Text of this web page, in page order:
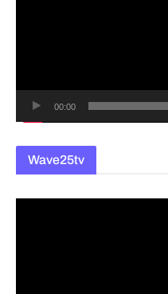
00:00
Wave25tv